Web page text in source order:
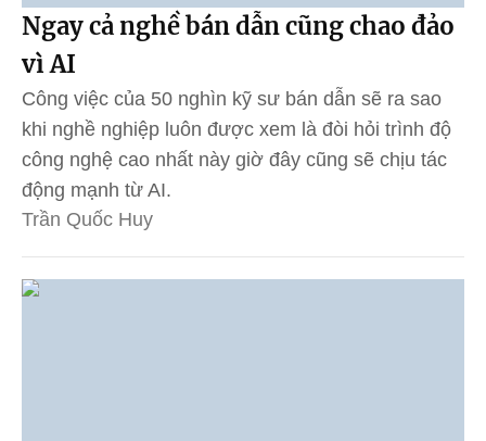
Ngay cả nghề bán dẫn cũng chao đảo
vì AI
Công việc của 50 nghìn kỹ sư bán dẫn sẽ ra sao
khi nghề nghiệp luôn được xem là đòi hỏi trình độ
công nghệ cao nhất này giờ đây cũng sẽ chịu tác
động mạnh từ AI.
Trần Quốc Huy